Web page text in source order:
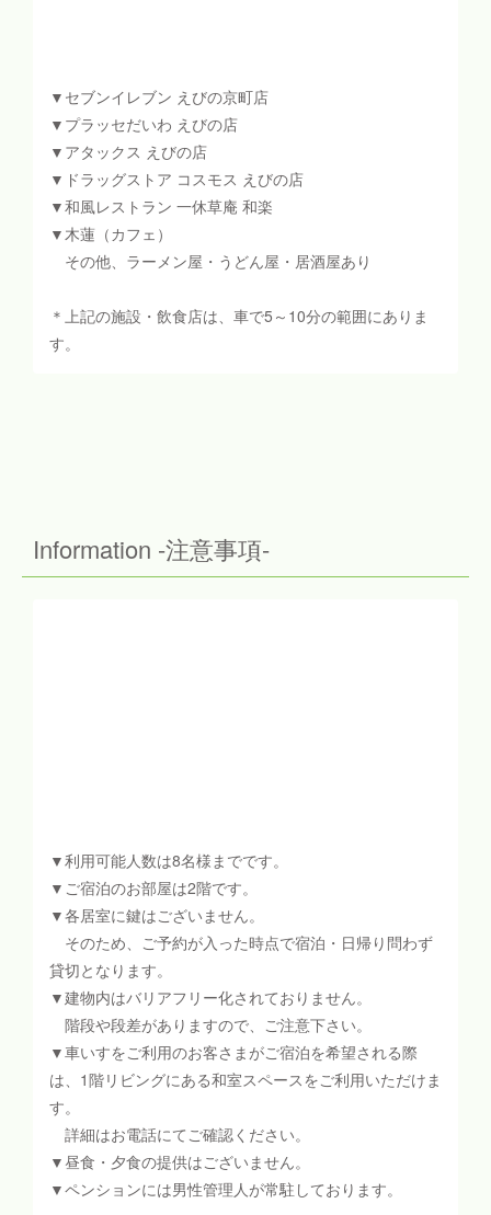
▼セブンイレブン えびの京町店
▼プラッセだいわ えびの店
▼アタックス えびの店
▼ドラッグストア コスモス えびの店
▼和風レストラン 一休草庵 和楽
▼木蓮（カフェ）
その他、ラーメン屋・うどん屋・居酒屋あり
＊上記の施設・飲食店は、車で5～10分の範囲にありま
す。
Information -注意事項-
▼利用可能人数は8名様までです。
▼ご宿泊のお部屋は2階です。
▼各居室に鍵はございません。
そのため、ご予約が入った時点で宿泊・日帰り問わず
貸切となります。
▼建物内はバリアフリー化されておりません。
階段や段差がありますので、ご注意下さい。
▼車いすをご利用のお客さまがご宿泊を希望される際
は、1階リビングにある和室スペースをご利用いただけま
す。
詳細はお電話にてご確認ください。
▼昼食・夕食の提供はございません。
▼ペンションには男性管理人が常駐しております。